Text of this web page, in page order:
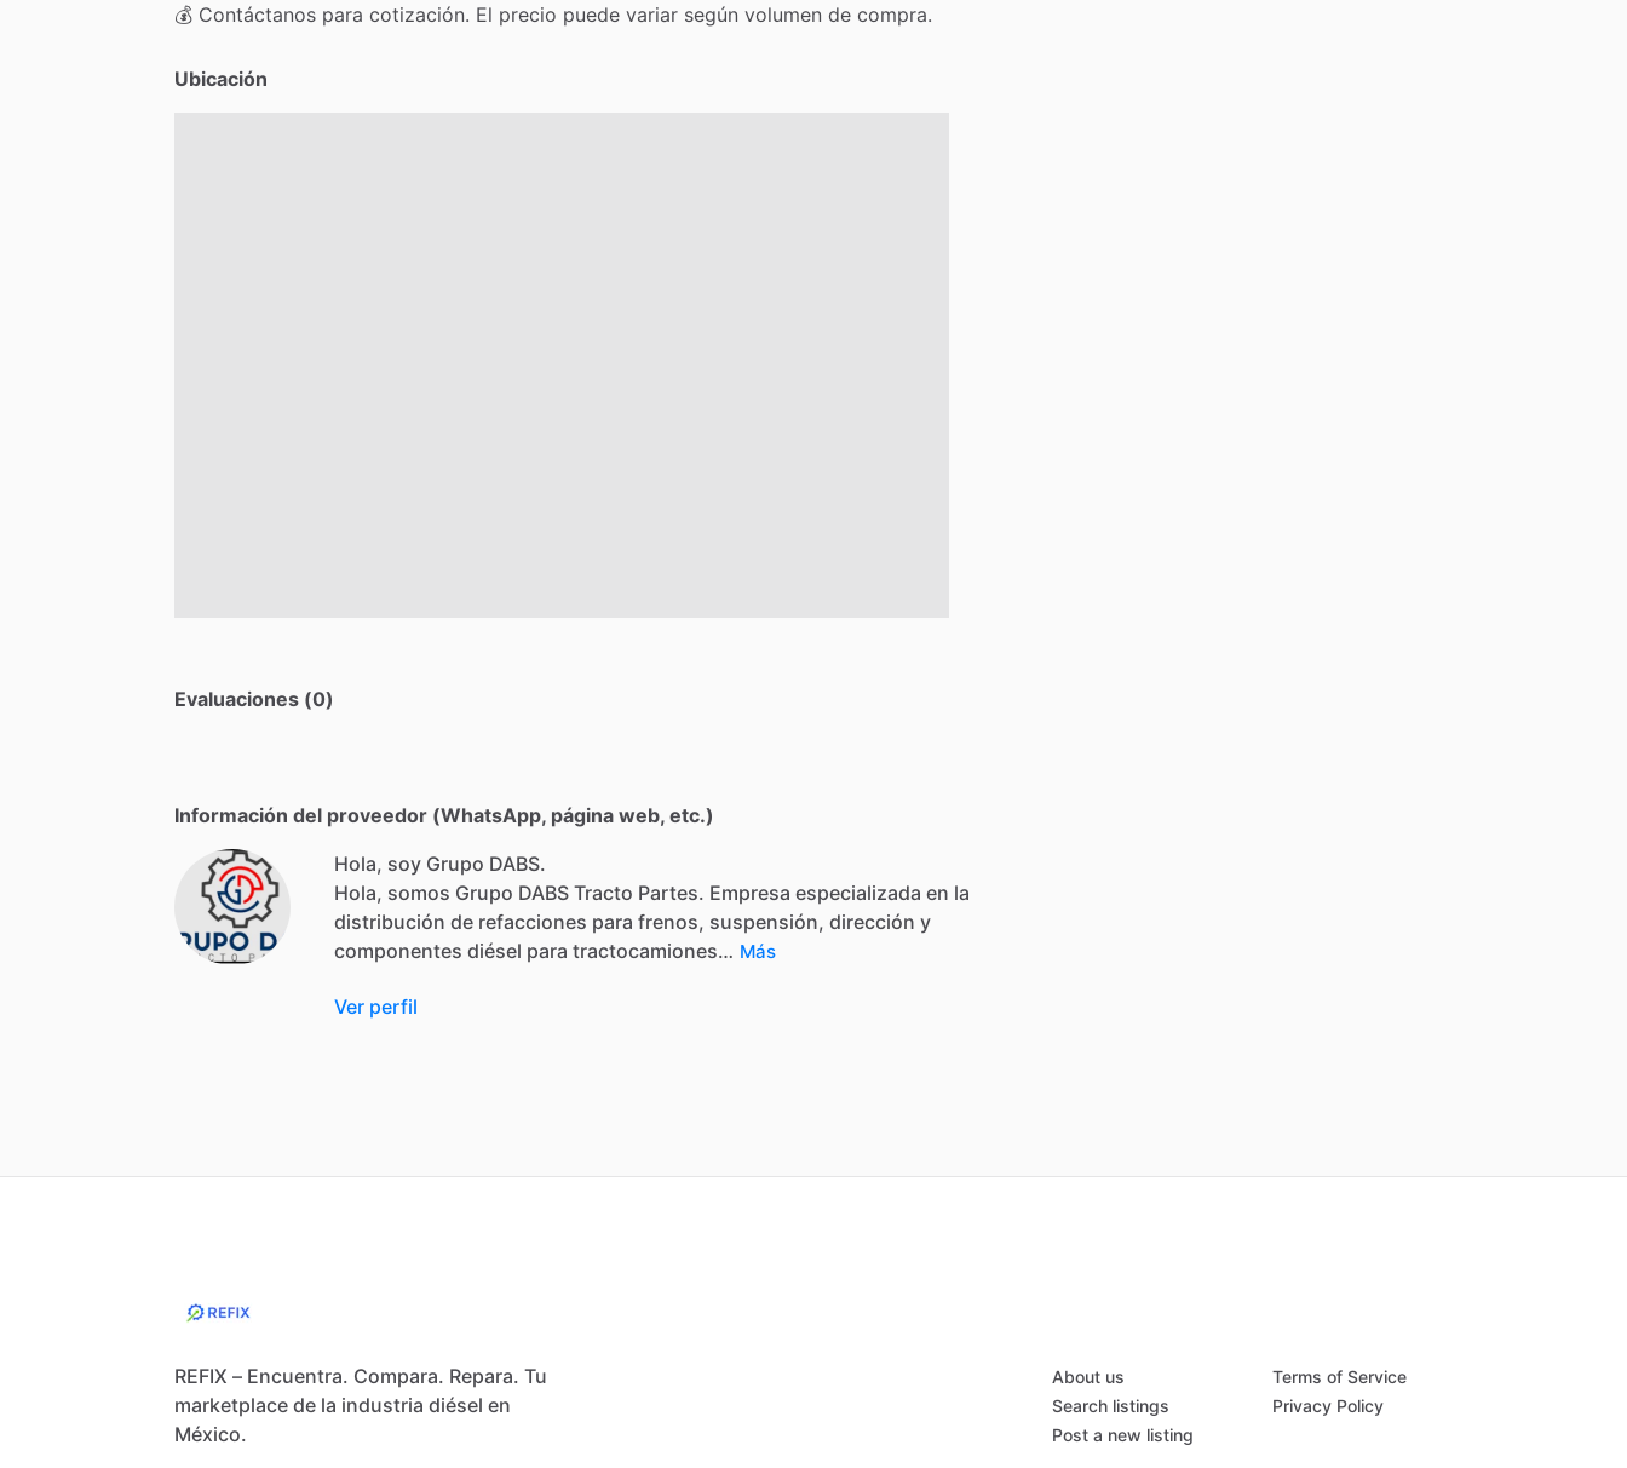
💰 Contáctanos para cotización. El precio puede variar según volumen de compra.
Ubicación
Evaluaciones (0)
Información del proveedor (WhatsApp, página web, etc.)
Hola, soy Grupo DABS.
Hola, somos Grupo DABS Tracto Partes. Empresa especializada en la
distribución de refacciones para frenos, suspensión, dirección y
componentes diésel para tractocamiones… Más
Ver perfil
REFIX – Encuentra. Compara. Repara. Tu
marketplace de la industria diésel en
México.
About us
Search listings
Post a new listing
Terms of Service
Privacy Policy